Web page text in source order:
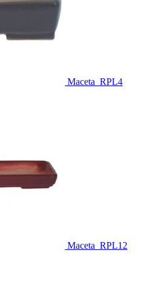
Maceta_RPL4
Maceta_RPL12